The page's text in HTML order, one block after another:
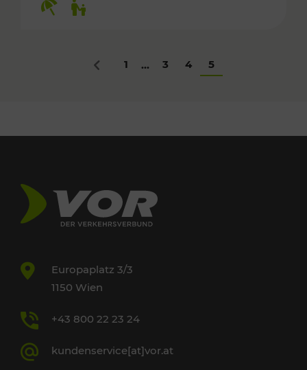
Zurück
1 ... 3 4 5
Europaplatz 3/3
1150 Wien
+43 800 22 23 24
kundenservice[at]vor.at